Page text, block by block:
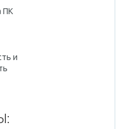
ПК
и